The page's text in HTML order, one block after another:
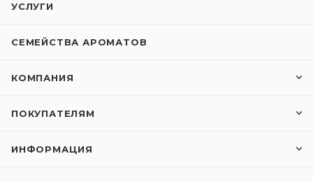
УСЛУГИ
СЕМЕЙСТВА АРОМАТОВ
КОМПАНИЯ
ПОКУПАТЕЛЯМ
ИНФОРМАЦИЯ